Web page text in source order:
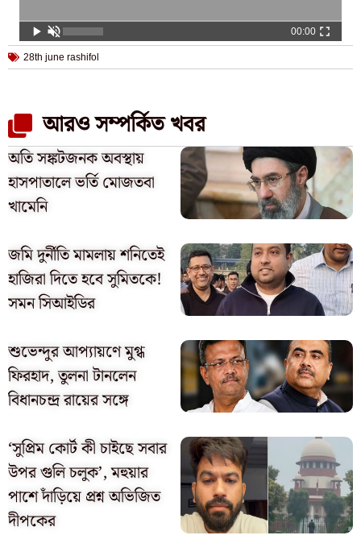
00:00
28th june rashifol
আরও সম্পর্কিত খবর
অতি সঙ্কটজনক অবস্থায়
হাসপাতালে ভর্তি মোজতবা
খামেনি
জমি দুর্নীতি মামলায় শনিতেই
হাজিরা দিতে হবে সুমিতকে!
সমন সিআইডির
শুভেন্দুর আপ্যায়ণে মুগ্ধ
ফিরহাদ, তুলনা টানলেন
বিধানচন্দ্র রায়ের সঙ্গে
‘সুপ্রিম কোর্ট কী চাইছে সবার
উপর গুলি চলুক’, মহুয়ার
পাশে দাঁড়িয়ে প্রশ্ন অভিজিত
দীপকের